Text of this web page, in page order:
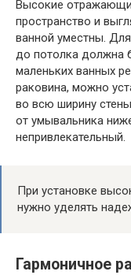
Высокие
пространство и
ванной уместны.
до потолка должна
маленьких ванных
раковина, можно
во всю ширину
от умывальника
непривлекательный.
При установке
нужно уделять
Гармоничное